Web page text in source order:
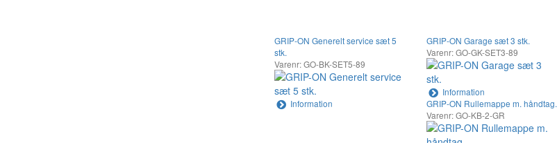
GRIP-ON Generelt service sæt 5
stk.
Varenr: GO-BK-SET5-89
Information
GRIP-ON Garage sæt 3 stk.
Varenr: GO-GK-SET3-89
Information
GRIP-ON Rullemappe m. håndtag.
Varenr: GO-KB-2-GR